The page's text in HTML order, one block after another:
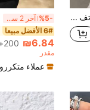
1 قطعة غطاء هاتف أسود بفتحة كبيرة مضاد للسقوط ومضاد للانزلاق مطلي بالأشعة فوق البنفسجية بنمط سيارة سباق مخطط، متوافق مع GALAXY S25 S25PLUS S25ULTRA S24 S24PLUS، متوافق مع 7/8/7PLUS/8PLUS/X/XS/XR/XSMAX/11/11PRO/11PROMAX/12/12PRO/12PROMAX/12MINI/13/13PRO/13PROMAX/13MINI/14/14PRO/14PROMAX/14PLUS/15/15PRO/15PROMAX/15PLUS/16/16pro/16promax/16PLUS/17/17pro/17promax/AIR %5- آخر 2 ساعة أيام
6# الأفضل مبيعا
₪6.84 200+. تم بيع
مقدر
عملاء